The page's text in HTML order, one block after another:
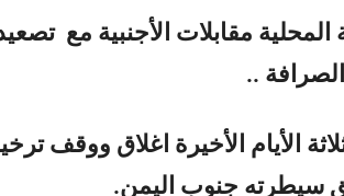
مقابلات الأجنبية مع
..
الأيام الأخيرة اغلاق ووقف